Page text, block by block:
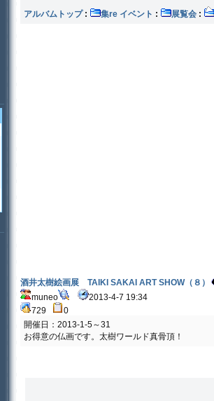
アルバムトップ: 集re イベント : 展覧会 :
酒井太樹絵画展 TAIKI SAKAI ART SHOW（８）
muneo
2013-4-7 19:34
729
0
開催日：2013-1-5～31
お得意の仏画です。太樹ワールド真骨頂！